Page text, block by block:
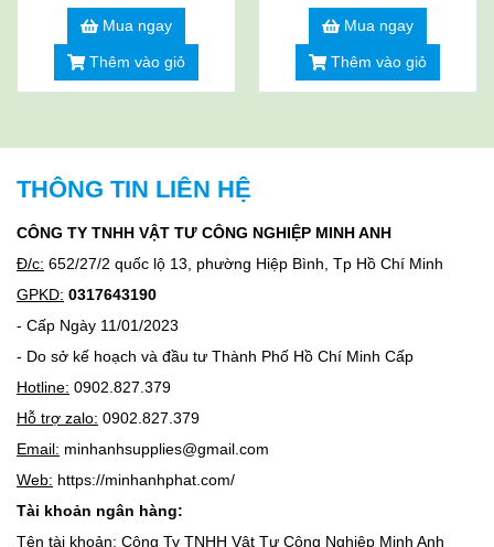
Mua ngay
Thêm vào giỏ
Mua ngay
Thêm vào giỏ
THÔNG TIN LIÊN HỆ
CÔNG TY TNHH VẬT TƯ CÔNG NGHIỆP MINH ANH
Đ/c: 652/27/2 quốc lộ 13, phường Hiệp Bình, Tp Hồ Chí Minh
GPKD: 0317643190
- Cấp Ngày 11/01/2023
- Do sở kế hoạch và đầu tư Thành Phố Hồ Chí Minh Cấp
Hotline: 0902.827.379
Hỗ trợ zalo: 0902.827.379
Email: minhanhsupplies@gmail.com
Web: https://minhanhphat.com/
Tài khoản ngân hàng:
Tên tài khoản: Công Ty TNHH Vật Tư Công Nghiệp Minh Anh